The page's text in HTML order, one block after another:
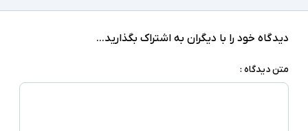
دیدگاه خود را با دیگران به اشتراک بگذارید...
متن دیدگاه :